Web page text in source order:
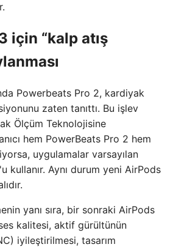
için “kalp atış
Powerbeats Pro 2, kardiyak
zaten tanıttı. Bu işlev
Ölçüm Teknolojisine
hem PowerBeats Pro 2 hem
uygulamalar varsayılan
kullanır. Aynı durum yeni AirPods
yanı sıra, bir sonraki AirPods
kalitesi, aktif gürültünün
iyileştirilmesi, tasarım